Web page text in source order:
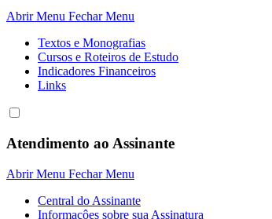
Abrir Menu Fechar Menu
Textos e Monografias
Cursos e Roteiros de Estudo
Indicadores Financeiros
Links
Atendimento ao Assinante
Abrir Menu Fechar Menu
Central do Assinante
Informaçôes sobre sua Assinatura